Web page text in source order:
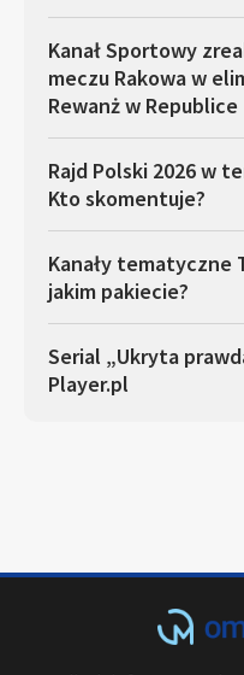
Kanał Sportowy
meczu Rakowa w
Rewanż w Republice
Rajd Polski 2026 w
Kto skomentuje?
Kanały tematyczne
jakim pakiecie?
Serial „Ukryta
Player.pl